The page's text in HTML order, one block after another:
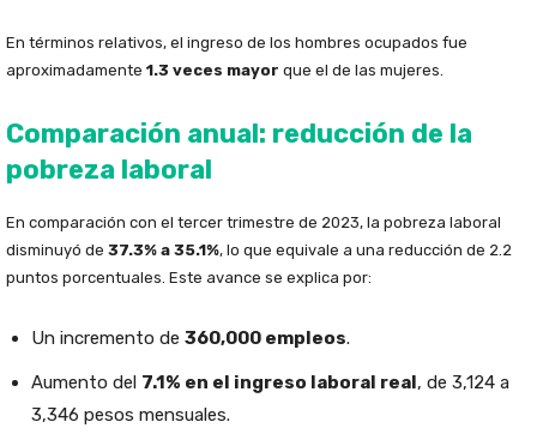
En términos relativos, el ingreso de los hombres ocupados fue
aproximadamente 1.3 veces mayor que el de las mujeres.
Comparación anual: reducción de la
pobreza laboral
En comparación con el tercer trimestre de 2023, la pobreza laboral
disminuyó de 37.3% a 35.1%, lo que equivale a una reducción de 2.2
puntos porcentuales. Este avance se explica por:
Un incremento de 360,000 empleos.
Aumento del 7.1% en el ingreso laboral real, de 3,124 a
3,346 pesos mensuales.